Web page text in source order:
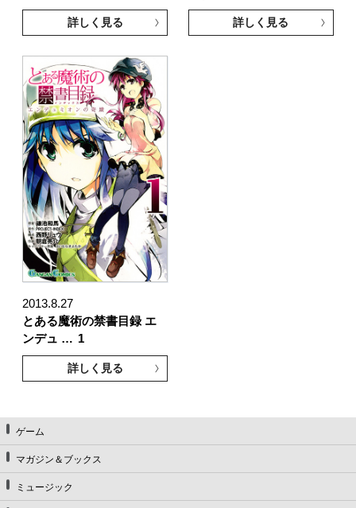
詳しく見る 詳しく見る
2013.8.27
とある魔術の禁書目録 エ
ンデュ … 1
詳しく見る
ゲーム
マガジン＆ブックス
ミュージック